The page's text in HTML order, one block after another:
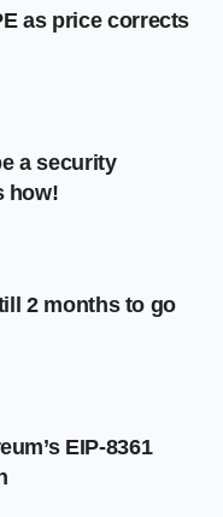
as price corrects
a security
how!
2 months to go
EIP-8361